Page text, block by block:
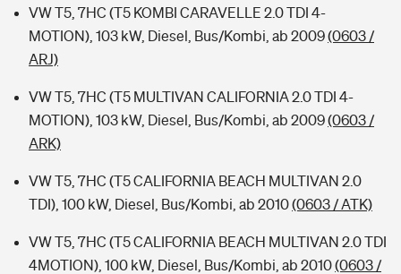
VW T5, 7HC (T5 KOMBI CARAVELLE 2.0 TDI 4-
MOTION), 103 kW, Diesel, Bus/Kombi, ab 2009(0603 /
ARJ)
VW T5, 7HC (T5 MULTIVAN CALIFORNIA 2.0 TDI 4-
MOTION), 103 kW, Diesel, Bus/Kombi, ab 2009(0603 /
ARK)
VW T5, 7HC (T5 CALIFORNIA BEACH MULTIVAN 2.0
TDI), 100 kW, Diesel, Bus/Kombi, ab 2010(0603 / ATK)
VW T5, 7HC (T5 CALIFORNIA BEACH MULTIVAN 2.0 TDI
4MOTION), 100 kW, Diesel, Bus/Kombi, ab 2010(0603 /